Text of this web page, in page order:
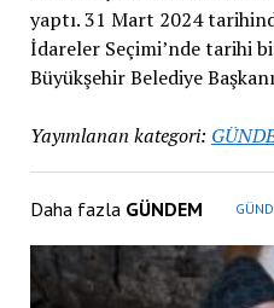
yaptı. 31 Mart 2024
İdareler Seçimi’nde tarihi
Büyükşehir Belediye
Yayımlanan kategori:
Daha fazla GÜNDEM